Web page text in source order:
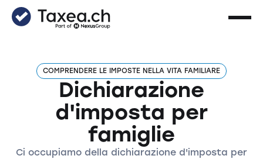
COMPRENDERE LE IMPOSTE NELLA VITA FAMILIARE
Dichiarazione
d'imposta per
famiglie
Ci occupiamo della dichiarazione d'imposta per